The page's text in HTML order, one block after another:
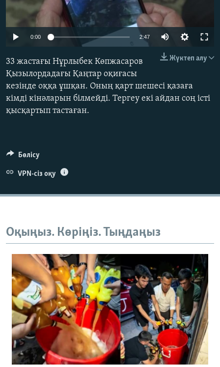
ЖАЗЫЛЫҢЫЗ
Auto 360p 480p
0:00 2:47
480p
720p
Жүктеп алу
33 жастағы Нұрлыбек Көпжасаров
Қызылордадағы Қаңтар оқиғасы
кезінде оққа ұшқан. Оның қарт шешесі қазаға
кімді кінәларын білмейді. Тергеу екі айдан соң істі
қысқартып тастаған.
Бөлісу
VPN-сіз оқу
Оқыңыз. Көріңіз. Тыңдаңыз